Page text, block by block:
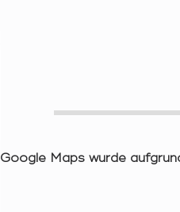
Google Maps wurde